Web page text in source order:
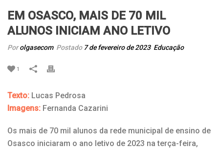
EM OSASCO, MAIS DE 70 MIL
ALUNOS INICIAM ANO LETIVO
Porolgasecom Postado 7 de fevereiro de 2023 Educação
1
Texto: Lucas Pedrosa
Imagens: Fernanda Cazarini
Os mais de 70 mil alunos da rede municipal de ensino de
Osasco iniciaram o ano letivo de 2023 na terça-feira,